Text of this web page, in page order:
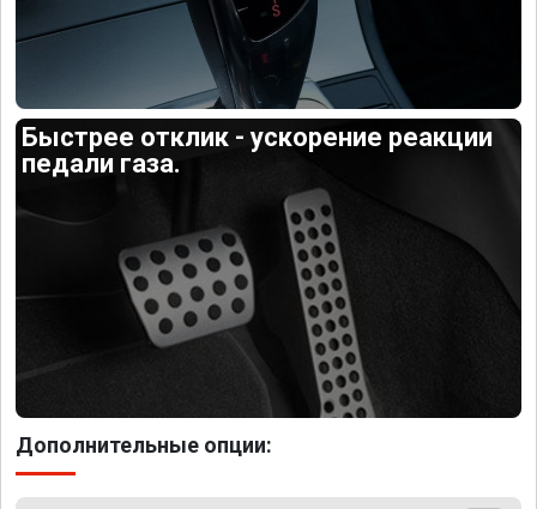
Быстрее отклик - ускорение реакции
педали газа.
Дополнительные опции: